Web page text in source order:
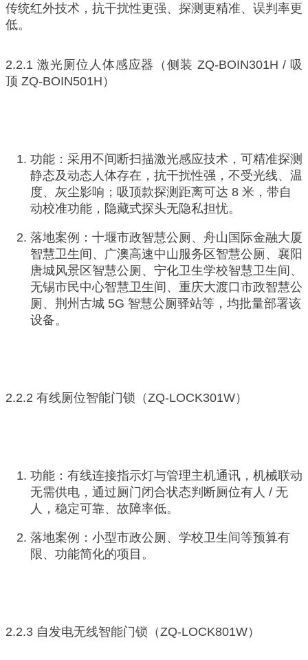
传统红外技术，抗干扰性更强、探测更精准、误判率更
低。
2.2.1 激光厕位人体感应器（侧装 ZQ-BOIN301H / 吸
顶 ZQ-BOIN501H）
功能：采用不间断扫描激光感应技术，可精准探测
静态及动态人体存在，抗干扰性强，不受光线、温
度、灰尘影响；吸顶款探测距离可达 8 米，带自
动校准功能，隐藏式探头无隐私担忧。
落地案例：十堰市政智慧公厕、舟山国际金融大厦
智慧卫生间、广澳高速中山服务区智慧公厕、襄阳
唐城风景区智慧公厕、宁化卫生学校智慧卫生间、
无锡市民中心智慧卫生间、重庆大渡口市政智慧公
厕、荆州古城 5G 智慧公厕驿站等，均批量部署该
设备。
2.2.2 有线厕位智能门锁（ZQ-LOCK301W）
功能：有线连接指示灯与管理主机通讯，机械联动
无需供电，通过厕门闭合状态判断厕位有人 / 无
人，稳定可靠、故障率低。
落地案例：小型市政公厕、学校卫生间等预算有
限、功能简化的项目。
2.2.3 自发电无线智能门锁（ZQ-LOCK801W）